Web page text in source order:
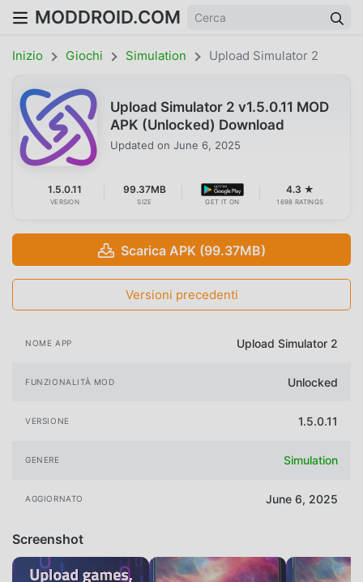
MODDROID.COM
Inizio Giochi Simulation Upload Simulator 2
Upload Simulator 2 v1.5.0.11 MOD
APK (Unlocked) Download
Updated on June 6, 2025
1.5.0.11
VERSION
99.37MB
SIZE GET IT ON
4.3 ★
1698 RATINGS
Scarica APK (99.37MB)
Versioni precedenti
NOME APP Upload Simulator 2
FUNZIONALITÀ MOD Unlocked
VERSIONE 1.5.0.11
GENERE Simulation
AGGIORNATO June 6, 2025
Screenshot